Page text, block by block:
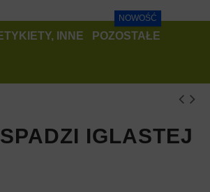
INNE POZOSTAŁE
NOWOŚĆ
IGLASTEJ